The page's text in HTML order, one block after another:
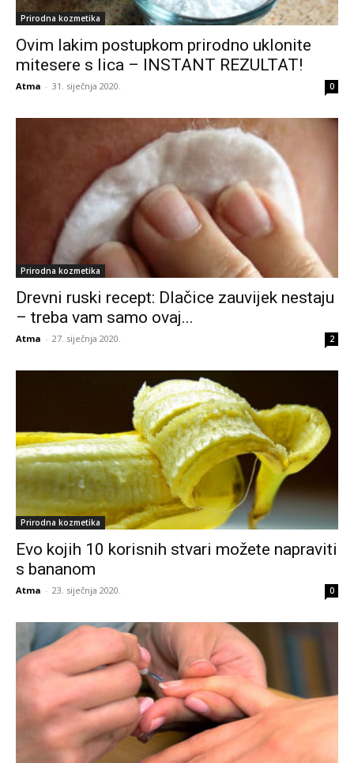
Prirodna kozmetika
Ovim lakim postupkom prirodno uklonite
mitesere s lica – INSTANT REZULTAT!
Atma - 31. siječnja 2020. 0
Prirodna kozmetika
Drevni ruski recept: Dlačice zauvijek nestaju
– treba vam samo ovaj...
Atma - 27. siječnja 2020. 2
Prirodna kozmetika
Evo kojih 10 korisnih stvari možete napraviti
s bananom
Atma - 23. siječnja 2020. 0